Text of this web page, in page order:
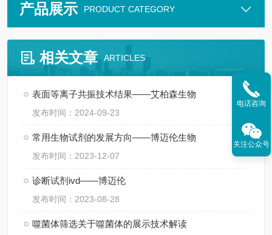
产品展示 PRODUCT CATEGORY
相关文章 ARTICLES
表面等离子共振技术结果——艾柏森生物
发布时间：2024-09-23
常用生物试剂的发展方向——博迈伦生物
发布时间：2023-12-07
诊断试剂ivd——博迈伦
发布时间：2023-08-28
噬菌体筛选关于噬菌体的展示技术解读
电话咨询
关注公众号